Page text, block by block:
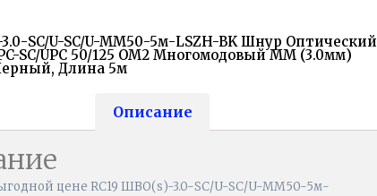
SC/U-SC/U-MM50-5м-LSZH-BK Шнур Оптический
SC/UPC 50/125 OM2 Многомодовый MM (3.0мм)
Длина 5м
Описание
цене RC19 ШВО(s)-3.0-SC/U-SC/U-MM50-5м-